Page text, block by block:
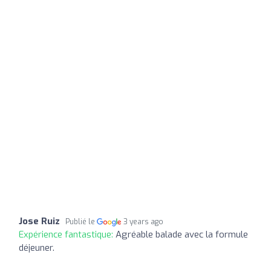
Jose Ruiz Publié le 3 years ago
Expérience fantastique: Agréable balade avec la formule
déjeuner.